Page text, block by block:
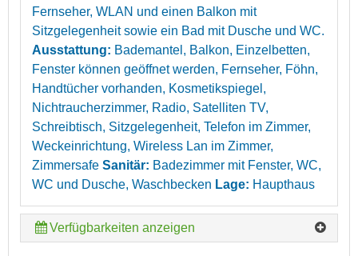
Fernseher, WLAN und einen Balkon mit
Sitzgelegenheit sowie ein Bad mit Dusche und WC.
Ausstattung: Bademantel, Balkon, Einzelbetten,
Fenster können geöffnet werden, Fernseher, Föhn,
Handtücher vorhanden, Kosmetikspiegel,
Nichtraucherzimmer, Radio, Satelliten TV,
Schreibtisch, Sitzgelegenheit, Telefon im Zimmer,
Weckeinrichtung, Wireless Lan im Zimmer,
Zimmersafe Sanitär: Badezimmer mit Fenster, WC,
WC und Dusche, Waschbecken Lage: Haupthaus
Verfügbarkeiten anzeigen